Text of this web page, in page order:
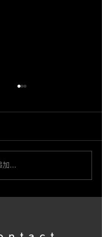
狗面と桜【左
加…